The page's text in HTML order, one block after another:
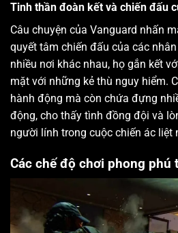
Tinh thần đoàn kết và chiến đấu
Câu chuyện của Vanguard nhấn
quyết tâm chiến đấu của các
nhiều nơi khác nhau, họ gắn kết
mặt với những kẻ thù nguy hiểm.
hành động mà còn chứa đựng
động, cho thấy tình đồng đội và
người lính trong cuộc chiến ác liệt
Các chế độ chơi phong phú